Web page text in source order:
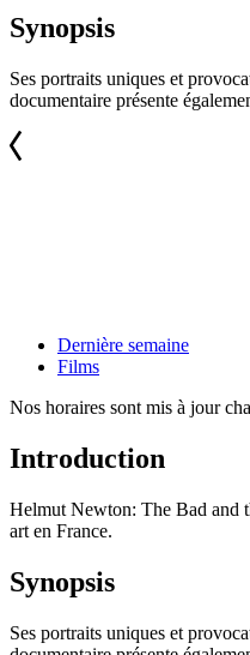
Synopsis
Ses portraits uniques et
documentaire présente
Dernière semaine
Films
Nos horaires sont mis à jour
Introduction
Helmut Newton: The Bad and
art en France.
Synopsis
Ses portraits uniques et